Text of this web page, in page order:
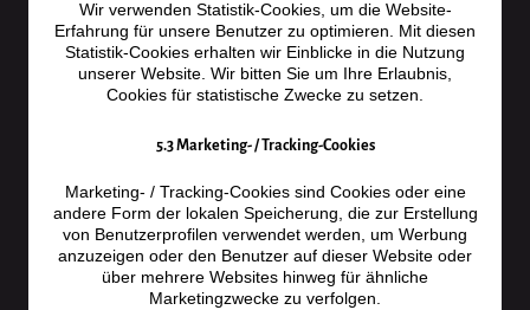
Wir verwenden Statistik-Cookies, um die Website-
Erfahrung für unsere Benutzer zu optimieren. Mit diesen
Statistik-Cookies erhalten wir Einblicke in die Nutzung
unserer Website. Wir bitten Sie um Ihre Erlaubnis,
Cookies für statistische Zwecke zu setzen.
5.3 Marketing- / Tracking-Cookies
Marketing- / Tracking-Cookies sind Cookies oder eine
andere Form der lokalen Speicherung, die zur Erstellung
von Benutzerprofilen verwendet werden, um Werbung
anzuzeigen oder den Benutzer auf dieser Website oder
über mehrere Websites hinweg für ähnliche
Marketingzwecke zu verfolgen.